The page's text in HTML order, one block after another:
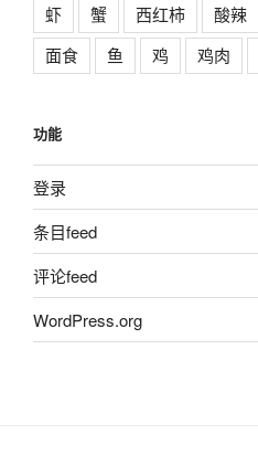
虾
蟹 西红柿 酸辣
面食
鱼 鸡 鸡肉
功能
登录
条目feed
评论feed
WordPress.org